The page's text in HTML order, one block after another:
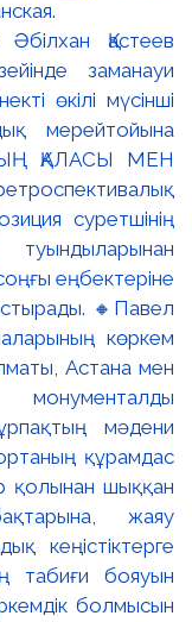
Қастеев
заманауи
өкілі мүсінші
мерейтойына
ҚАЛАСЫ МЕН
суретшінің
еңбектеріне
🔸Павел
көркем
Астана мен
мәдени
құрамдас
қолынан шыққан
жаяу
кеңістіктерге
табиғи бояуын
болмысын